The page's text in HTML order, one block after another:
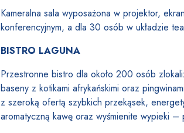
Kameralna sala wyposażona w projektor,
konferencyjnym, a dla 30 osób w układzie
BISTRO LAGUNA
Przestronne bistro dla około 200 osób
baseny z kotikami afrykańskimi oraz
z szeroką ofertą szybkich przekąsek,
aromatyczną kawę oraz wyśmienite wypieki